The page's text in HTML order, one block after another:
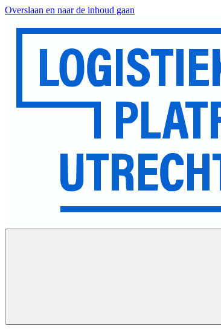
Overslaan en naar de inhoud gaan